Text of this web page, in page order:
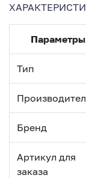
Параметры
Тип
Бренд
Артикул для
заказа